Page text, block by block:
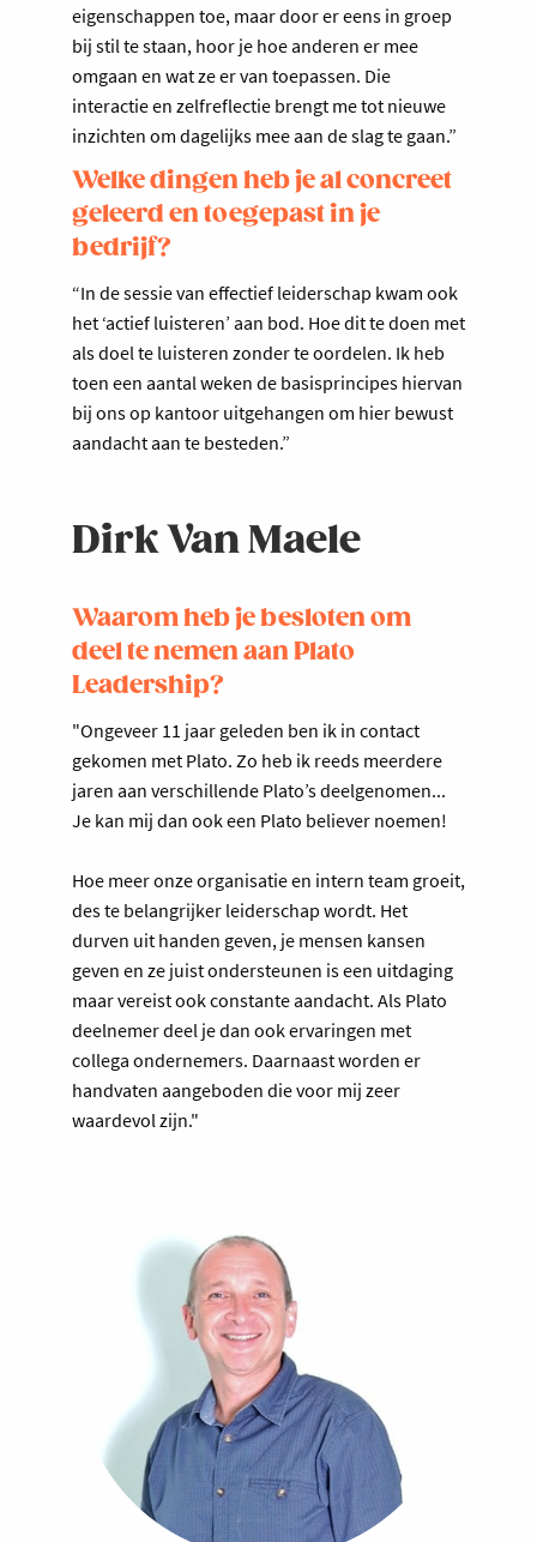
eigenschappen toe, maar door er eens in groep
bij stil te staan, hoor je hoe anderen er mee
omgaan en wat ze er van toepassen. Die
interactie en zelfreflectie brengt me tot nieuwe
inzichten om dagelijks mee aan de slag te gaan.”
Welke dingen heb je al concreet
geleerd en toegepast in je
bedrijf?
“In de sessie van effectief leiderschap kwam ook
het ‘actief luisteren’ aan bod. Hoe dit te doen met
als doel te luisteren zonder te oordelen. Ik heb
toen een aantal weken de basisprincipes hiervan
bij ons op kantoor uitgehangen om hier bewust
aandacht aan te besteden.”
Dirk Van Maele
Waarom heb je besloten om
deel te nemen aan Plato
Leadership?
"Ongeveer 11 jaar geleden ben ik in contact
gekomen met Plato. Zo heb ik reeds meerdere
jaren aan verschillende Plato’s deelgenomen...
Je kan mij dan ook een Plato believer noemen!
Hoe meer onze organisatie en intern team groeit,
des te belangrijker leiderschap wordt. Het
durven uit handen geven, je mensen kansen
geven en ze juist ondersteunen is een uitdaging
maar vereist ook constante aandacht. Als Plato
deelnemer deel je dan ook ervaringen met
collega ondernemers. Daarnaast worden er
handvaten aangeboden die voor mij zeer
waardevol zijn."